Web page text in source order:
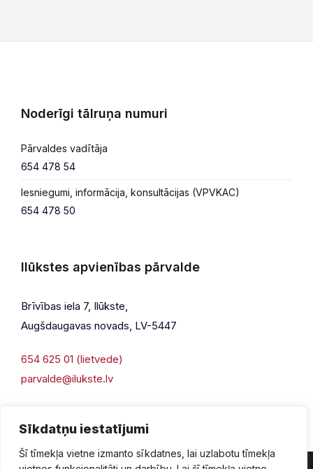
Sīkdatņu iestatījumi
Šī tīmekļa vietne izmanto sīkdatnes, lai uzlabotu tīmekļa
Noderīgi tālruņa numuri
Pārvaldes vadītāja
654 478 54
Iesniegumi, informācija, konsultācijas (VPVKAC)
654 478 50
Ilūkstes apvienības pārvalde
Brīvības iela 7, Ilūkste,
Augšdaugavas novads, LV-5447
654 625 01 (lietvede)
parvalde@ilukste.lv